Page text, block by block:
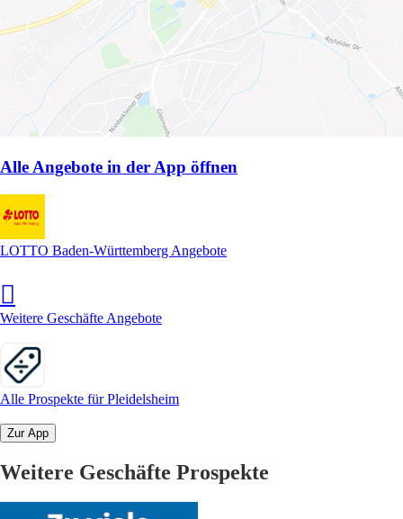
Alle Angebote in der App öffnen
LOTTO Baden-Württemberg Angebote
Weitere Geschäfte Angebote
Alle Prospekte für Pleidelsheim
Zur App
Weitere Geschäfte Prospekte